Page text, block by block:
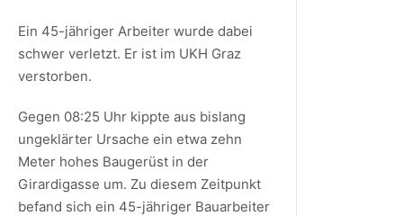
Ein 45-jähriger Arbeiter wurde dabei
schwer verletzt. Er ist im UKH Graz
verstorben.
Gegen 08:25 Uhr kippte aus bislang
ungeklärter Ursache ein etwa zehn
Meter hohes Baugerüst in der
Girardigasse um. Zu diesem Zeitpunkt
befand sich ein 45-jähriger Bauarbeiter